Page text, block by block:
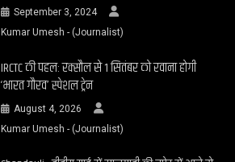
September 3, 2024
Kumar Umesh - (Journalist)
IRCTC की पहल: रक्सौल से 1 सितंबर को रवाना होगी
‘भारत गौरव’ स्पेशल ट्रेन
August 4, 2026
Kumar Umesh - (Journalist)